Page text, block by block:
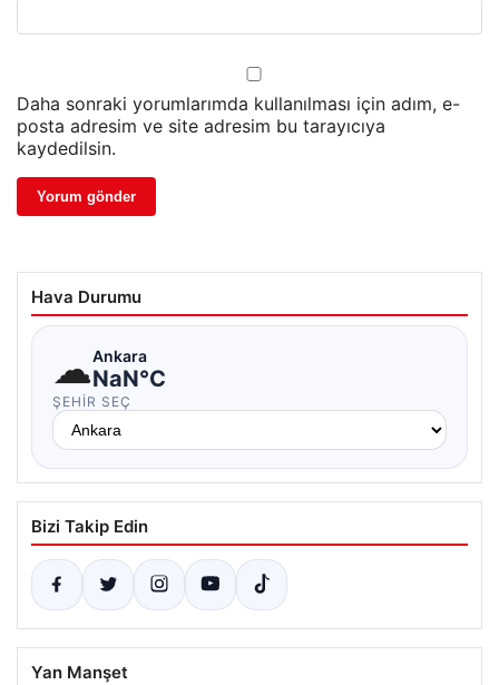
Daha sonraki yorumlarımda kullanılması için adım, e-
posta adresim ve site adresim bu tarayıcıya
kaydedilsin.
Hava Durumu
☁Ankara
NaN°C
ŞEHIR SEÇ
Bizi Takip Edin
Yan Manşet